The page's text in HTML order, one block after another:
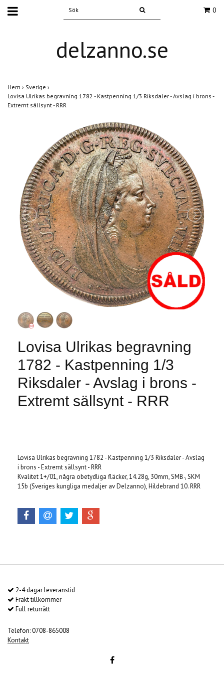
0
delzanno.se
Hem › Sverige ›
Lovisa Ulrikas begravning 1782 - Kastpenning 1/3 Riksdaler - Avslag i brons -
Extremt sällsynt - RRR
Lovisa Ulrikas begravning
1782 - Kastpenning 1/3
Riksdaler - Avslag i brons -
Extremt sällsynt - RRR
Lovisa Ulrikas begravning 1782 - Kastpenning 1/3 Riksdaler - Avslag
i brons - Extremt sällsynt - RRR
Kvalitet 1+/01, några obetydliga fläcker, 14.28g, 30mm, SMB-, SKM
15b (Sveriges kungliga medaljer av Delzanno), Hildebrand 10. RRR
2-4 dagar leveranstid
Frakt tillkommer
Full returrätt
Telefon: 0708-865008
Kontakt